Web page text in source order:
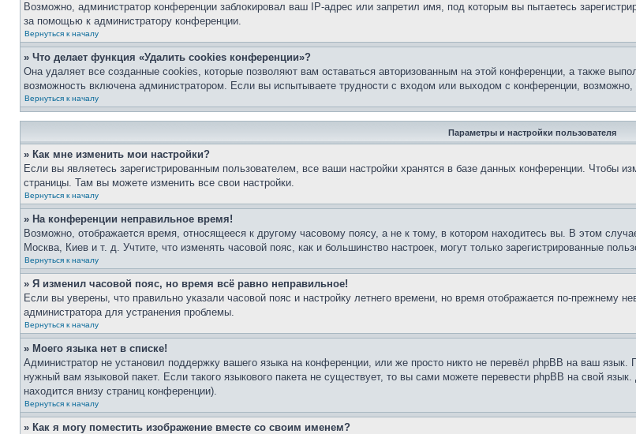
Возможно, администратор конференции заблокировал ваш IP-адрес или запретил имя, под которым вы пытаетесь
за помощью к администратору конференции.
Вернуться к началу
» Что делает функция «Удалить cookies конференции»?
Она удаляет все созданные cookies, которые позволяют вам оставаться авторизованным на этой конференции, а также
возможность включена администратором. Если вы испытываете трудности с входом или выходом с конференции,
Вернуться к началу
Параметры и настройки пользователя
» Как мне изменить мои настройки?
Если вы являетесь зарегистрированным пользователем, все ваши настройки хранятся в базе данных конференции. Чтобы
страницы. Там вы можете изменить все свои настройки.
Вернуться к началу
» На конференции неправильное время!
Возможно, отображается время, относящееся к другому часовому поясу, а не к тому, в котором находитесь вы. В этом
Москва, Киев и т. д. Учтите, что изменять часовой пояс, как и большинство настроек, могут только зарегистрированные
Вернуться к началу
» Я изменил часовой пояс, но время всё равно неправильное!
Если вы уверены, что правильно указали часовой пояс и настройку летнего времени, но время отображается по-прежнему
администратора для устранения проблемы.
Вернуться к началу
» Моего языка нет в списке!
Администратор не установил поддержку вашего языка на конференции, или же просто никто не перевёл phpBB на ваш
нужный вам языковой пакет. Если такого языкового пакета не существует, то вы сами можете перевести phpBB на свой
находится внизу страниц конференции).
Вернуться к началу
» Как я могу поместить изображение вместе со своим именем?